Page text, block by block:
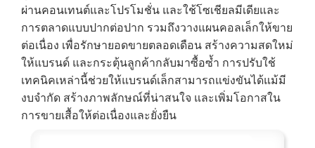
ผ่านคอนเทนต์และโปรโมชั่น และใช้โซเชียลมีเดียและ
การตลาดแบบปากต่อปาก รวมถึงวางแผนคอลเล็กให้ขาย
ต่อเนื่อง เพื่อรักษายอดขายตลอดเดือน สร้างความสดใหม่
ให้แบรนด์ และกระตุ้นลูกค้ากลับมาซื้อซ้ำ การปรับใช้
เทคนิคเหล่านี้ช่วยให้แบรนด์เล็กสามารถแข่งขันได้แม้มี
งบจำกัด สร้างภาพลักษณ์ที่น่าสนใจ และเพิ่มโอกาสใน
การขายเสื้อให้ต่อเนื่องและยั่งยืน